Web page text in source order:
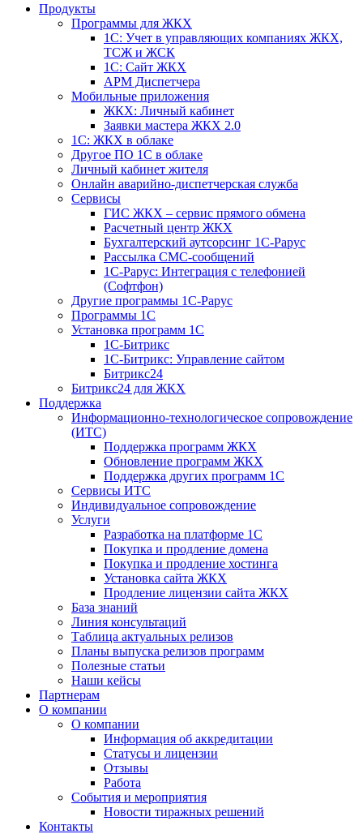
Продукты
Программы для ЖКХ
1С: Учет в управляющих компаниях ЖКХ,
ТСЖ и ЖСК
1С: Сайт ЖКХ
АРМ Диспетчера
Мобильные приложения
ЖКХ: Личный кабинет
Заявки мастера ЖКХ 2.0
1С: ЖКХ в облаке
Другое ПО 1С в облаке
Личный кабинет жителя
Онлайн аварийно-диспетчерская служба
Сервисы
ГИС ЖКХ – сервис прямого обмена
Расчетный центр ЖКХ
Бухгалтерский аутсорсинг 1С-Рарус
Рассылка СМС-сообщений
1С-Рарус: Интеграция с телефонией
(Софтфон)
Другие программы 1С-Рарус
Программы 1С
Установка программ 1С
1С-Битрикс
1С-Битрикс: Управление сайтом
Битрикс24
Битрикс24 для ЖКХ
Поддержка
Информационно-технологическое сопровождение
(ИТС)
Поддержка программ ЖКХ
Обновление программ ЖКХ
Поддержка других программ 1С
Сервисы ИТС
Индивидуальное сопровождение
Услуги
Разработка на платформе 1С
Покупка и продление домена
Покупка и продление хостинга
Установка сайта ЖКХ
Продление лицензии сайта ЖКХ
База знаний
Линия консультаций
Таблица актуальных релизов
Планы выпуска релизов программ
Полезные статьи
Наши кейсы
Партнерам
О компании
О компании
Информация об аккредитации
Статусы и лицензии
Отзывы
Работа
События и мероприятия
Новости тиражных решений
Контакты